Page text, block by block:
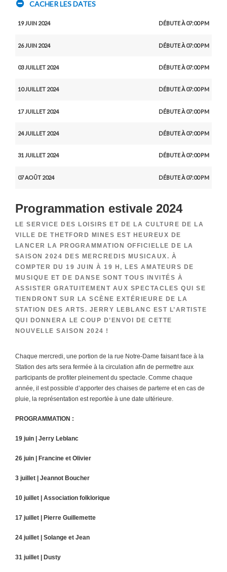
CACHER LES DATES
19 JUIN 2024 DÉBUTE À 07:00 PM
26 JUIN 2024 DÉBUTE À 07:00 PM
03 JUILLET 2024 DÉBUTE À 07:00 PM
10 JUILLET 2024 DÉBUTE À 07:00 PM
17 JUILLET 2024 DÉBUTE À 07:00 PM
24 JUILLET 2024 DÉBUTE À 07:00 PM
31 JUILLET 2024 DÉBUTE À 07:00 PM
07 AOÛT 2024 DÉBUTE À 07:00 PM
Programmation estivale 2024
LE SERVICE DES LOISIRS ET DE LA CULTURE DE LA
VILLE DE THETFORD MINES EST HEUREUX DE
LANCER LA PROGRAMMATION OFFICIELLE DE LA
SAISON 2024 DES MERCREDIS MUSICAUX. À
COMPTER DU 19 JUIN À 19 H, LES AMATEURS DE
MUSIQUE ET DE DANSE SONT TOUS INVITÉS À
ASSISTER GRATUITEMENT AUX SPECTACLES QUI SE
TIENDRONT SUR LA SCÈNE EXTÉRIEURE DE LA
STATION DES ARTS. JERRY LEBLANC EST L’ARTISTE
QUI DONNERA LE COUP D’ENVOI DE CETTE
NOUVELLE SAISON 2024 !
Chaque mercredi, une portion de la rue Notre‐Dame faisant face à la
Station des arts sera fermée à la circulation afin de permettre aux
participants de profiter pleinement du spectacle. Comme chaque
année, il est possible d’apporter des chaises de parterre et en cas de
pluie, la représentation est reportée à une date ultérieure.
PROGRAMMATION :
19 juin | Jerry Leblanc
26 juin | Francine et Olivier
3 juillet | Jeannot Boucher
10 juillet | Association folklorique
17 juillet | Pierre Guillemette
24 juillet | Solange et Jean
31 juillet | Dusty